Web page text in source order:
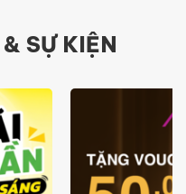
SỰ KIỆN